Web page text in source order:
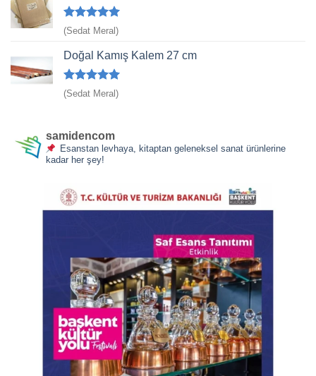
5 üzerinden
5
(Sedat Meral)
Doğal Kamış Kalem 27 cm
5 üzerinden
5
(Sedat Meral)
samidencom
Esanstan levhaya, kitaptan geleneksel sanat ürünlerine
kadar her şey!